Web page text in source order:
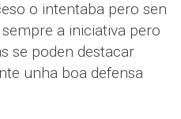
o intentaba pero sen
a iniciativa pero
se poden destacar
unha boa defensa